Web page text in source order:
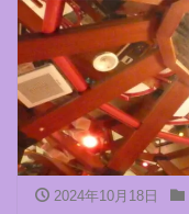
2024年10月18日